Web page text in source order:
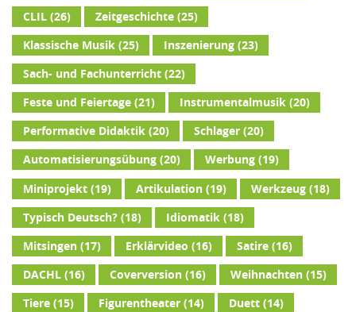
CLIL(26) Zeitgeschichte(25)
Klassische Musik(25) Inszenierung(23)
Sach- und Fachunterricht(22)
Feste und Feiertage(21) Instrumentalmusik(20)
Performative Didaktik(20) Schlager(20)
Automatisierungsübung(20) Werbung(19)
Miniprojekt(19) Artikulation(19) Werkzeug(18)
Typisch Deutsch?(18) Idiomatik(18)
Mitsingen(17) Erklärvideo (16) Satire(16)
DACHL(16) Coverversion(16) Weihnachten(15)
Tiere(15) Figurentheater(14) Duett(14)